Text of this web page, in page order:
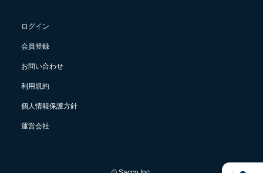
ログイン
会員登録
お問い合わせ
利用規約
個人情報保護方針
運営会社